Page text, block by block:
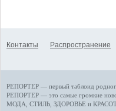
Контакты Распространение
РЕПОРТЕР — первый таблоид
РЕПОРТЕР — это самые громкие
МОДА, СТИЛЬ ЗДОРОВЬЕ и